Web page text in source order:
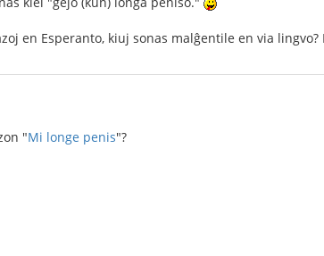
en Esperanto, kiuj sonas malĝentile en via
"Mi longe penis"?